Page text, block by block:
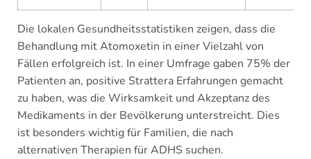
Die lokalen Gesundheitsstatistiken zeigen, dass die
Behandlung mit Atomoxetin in einer Vielzahl von
Fällen erfolgreich ist. In einer Umfrage gaben 75% der
Patienten an, positive Strattera Erfahrungen gemacht
zu haben, was die Wirksamkeit und Akzeptanz des
Medikaments in der Bevölkerung unterstreicht. Dies
ist besonders wichtig für Familien, die nach
alternativen Therapien für ADHS suchen.